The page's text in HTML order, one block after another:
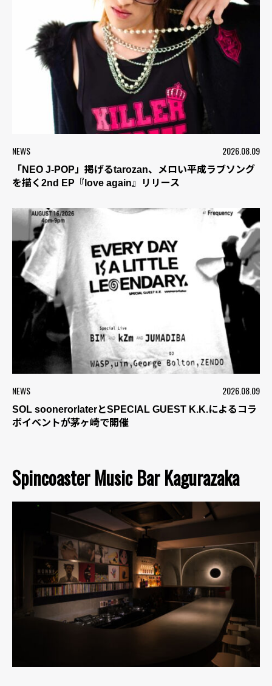
NEWS 2026.08.09
「NEO J-POP」掲げるtarozan、メロい平成ラブソング
を描く2nd EP『love again』リリース
NEWS 2026.08.09
SOL soonerorlaterとSPECIAL GUEST K.K.によるコラ
ボイベントが茅ヶ崎で開催
Spincoaster Music Bar Kagurazaka